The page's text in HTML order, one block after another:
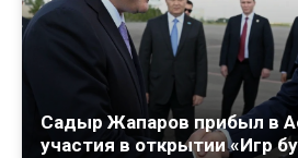
Садыр Жапаров прибыл в
участия в открытии «Игр